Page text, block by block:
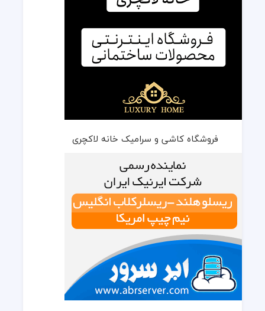
فروشگاه کاشی و سرامیک خانه لاکچری